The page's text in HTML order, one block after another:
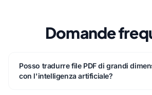
Domande
Posso tradurre file PDF di grandi
con l'intelligenza artificiale?